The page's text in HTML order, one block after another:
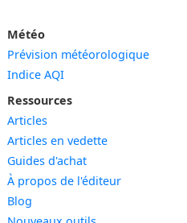
Widget
Météo
Prévision météorologique
Indice AQI
Ressources
Articles
Articles en vedette
Guides d'achat
À propos de l'éditeur
Blog